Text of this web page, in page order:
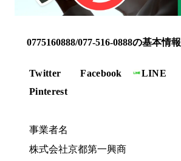
0775160888/077-516-0888の基本情報
Twitter Facebook LINE
Pinterest
事業者名
株式会社京都第一興商